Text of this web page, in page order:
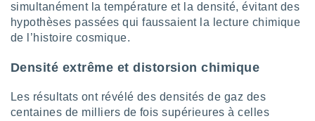
la
créer
pour
des
simultanément la température et la densité, évitant des
hypothèses passées qui faussaient la lecture chimique
de l’histoire cosmique.
Densité extrême et distorsion chimique
Les résultats ont révélé des densités de gaz des
centaines de milliers de fois supérieures à celles